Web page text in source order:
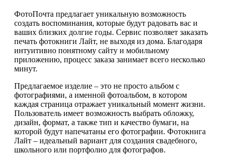
ФотоПочта предлагает уникальную возможность
создать воспоминания, которые будут радовать вас и
ваших близких долгие годы. Сервис позволяет заказать
печать фотокниги Лайт, не выходя из дома. Благодаря
интуитивно понятному сайту и мобильному
приложению, процесс заказа занимает всего несколько
минут.
Предлагаемое изделие – это не просто альбом с
фотографиями, а именной фотоальбом, в котором
каждая страница отражает уникальный момент жизни.
Пользователь имеет возможность выбрать обложку,
дизайн, формат, а также тип и качество бумаги, на
которой будут напечатаны его фотографии. Фотокнига
Лайт – идеальный вариант для создания свадебного,
школьного или портфолио для фотографов.